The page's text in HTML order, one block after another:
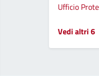
Ufficio
Vedi altri 6